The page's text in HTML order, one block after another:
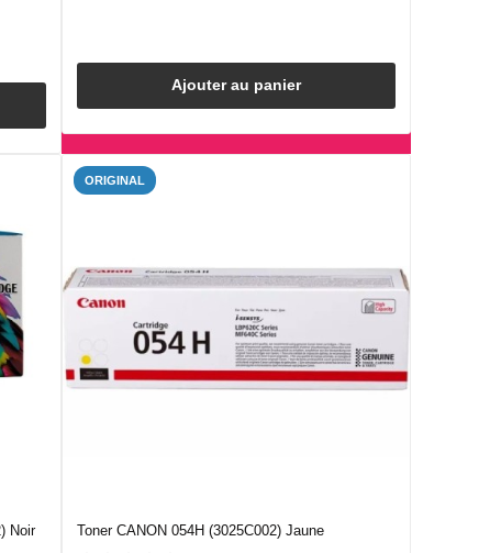
Ajouter au panier
Noir
ORIGINAL
Toner CANON 054H (3025C002) Jaune